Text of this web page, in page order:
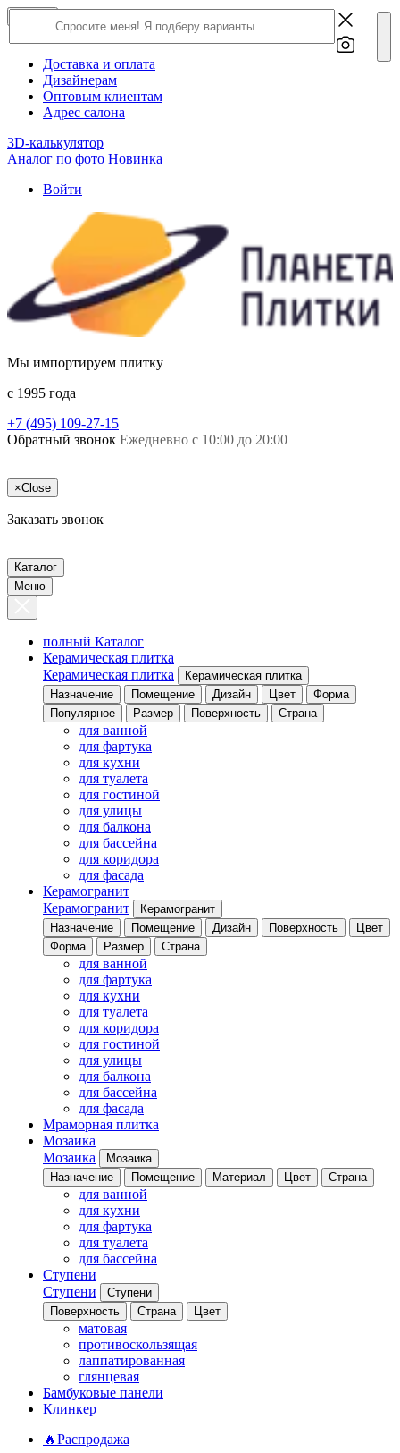
О компании
Доставка и оплата
Дизайнерам
Оптовым клиентам
Адрес салона
3D-калькулятор
Аналог по фото Новинка
Войти
Мы импортируем плитку
c 1995 года
+7 (495) 109-27-15
Обратный звонок Ежедневно с 10:00 до 20:00
×Close
Заказать звонок
Каталог
Меню
полный Каталог
Керамическая плитка
Керамическая плитка
Керамическая плитка
Назначение
Помещение Дизайн Цвет
Форма
Популярное
Размер Поверхность Страна
для ванной
для фартука
для кухни
для туалета
для гостиной
для улицы
для балкона
для бассейна
для коридора
для фасада
Керамогранит
Керамогранит
Керамогранит
Назначение
Помещение Дизайн Поверхность
Цвет
Форма
Размер Страна
для ванной
для фартука
для кухни
для туалета
для коридора
для гостиной
для улицы
для балкона
для бассейна
для фасада
Мраморная плитка
Мозаика
Мозаика
Мозаика
Назначение
Помещение Материал Цвет Страна
для ванной
для кухни
для фартука
для туалета
для бассейна
Ступени
Ступени
Ступени
Поверхность
Страна Цвет
матовая
противоскользящая
лаппатированная
глянцевая
Бамбуковые панели
Клинкер
🔥Распродажа